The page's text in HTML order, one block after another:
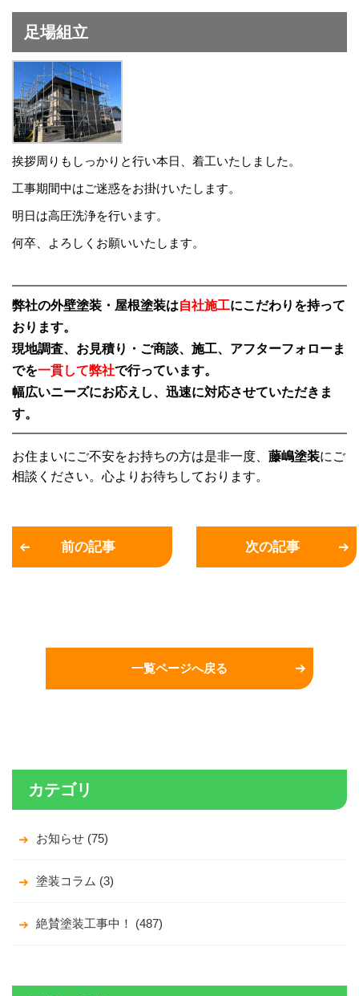
足場組立
挨拶周りもしっかりと行い本日、着工いたしました。
工事期間中はご迷惑をお掛けいたします。
明日は高圧洗浄を行います。
何卒、よろしくお願いいたします。
弊社の外壁塗装・屋根塗装は自社施工にこだわりを持って
おります。
現地調査、お見積り・ご商談、施工、アフターフォローま
でを一貫して弊社で行っています。
幅広いニーズにお応えし、迅速に対応させていただきま
す。
お住まいにご不安をお持ちの方は是非一度、 藤嶋塗装にご
相談ください。心よりお待ちしております。
前の記事 次の記事
一覧ページへ戻る
カテゴリ
お知らせ (75)
塗装コラム (3)
絶賛塗装工事中！ (487)